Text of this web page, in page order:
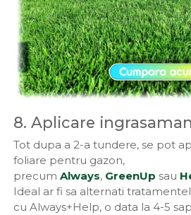
8. Aplicare
Tot dupa a 2-a tundere, se pot
foliare pentru gazon,
precum Always, GreenUp sau
Ideal ar fi sa alternati
cu Always+Help, o data la 4-5